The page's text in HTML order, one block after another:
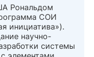
Рональдом
СОИ
инициатива»).
научно-
системы